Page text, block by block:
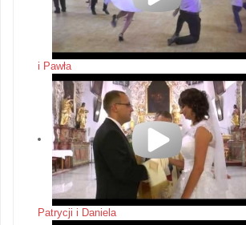
i Pawła
Patrycji i Daniela